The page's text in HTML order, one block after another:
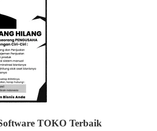
TOKO Terbaik